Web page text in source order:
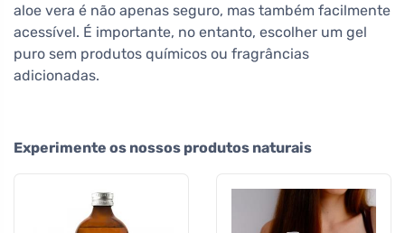
aloe vera é não apenas seguro, mas também facilmente
acessível. É importante, no entanto, escolher um gel
puro sem produtos químicos ou fragrâncias
adicionadas.
Experimente os nossos produtos naturais